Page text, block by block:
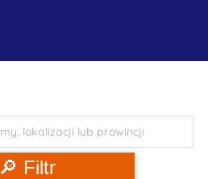
🔎 Filtr